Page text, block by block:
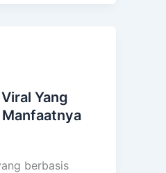
Yang
berbasis